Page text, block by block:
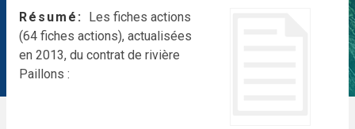
Résumé
Les fiches actions
(64 fiches actions), actualisées
en 2013, du contrat de rivière
Paillons :